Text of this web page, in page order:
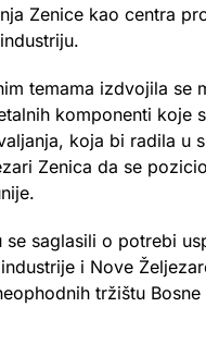
Zenice kao centra
temama izdvojila
komponenti koje
koja bi radila u
Zenica da se
se saglasili o potrebi
i Nove
tržištu